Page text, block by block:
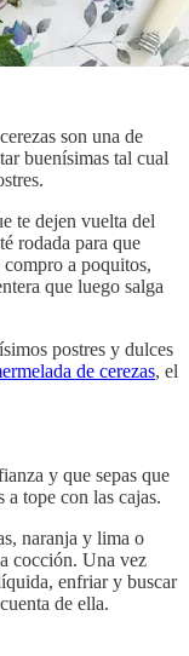
son una de
buenísimas tal cual
te dejen vuelta del
rodada para que
a poquitos,
que luego salga
postres y dulces
de cerezas, el
y que sepas que
a tope con las cajas.
naranja y lima o
cocción. Una vez
enfriar y buscar
de ella.